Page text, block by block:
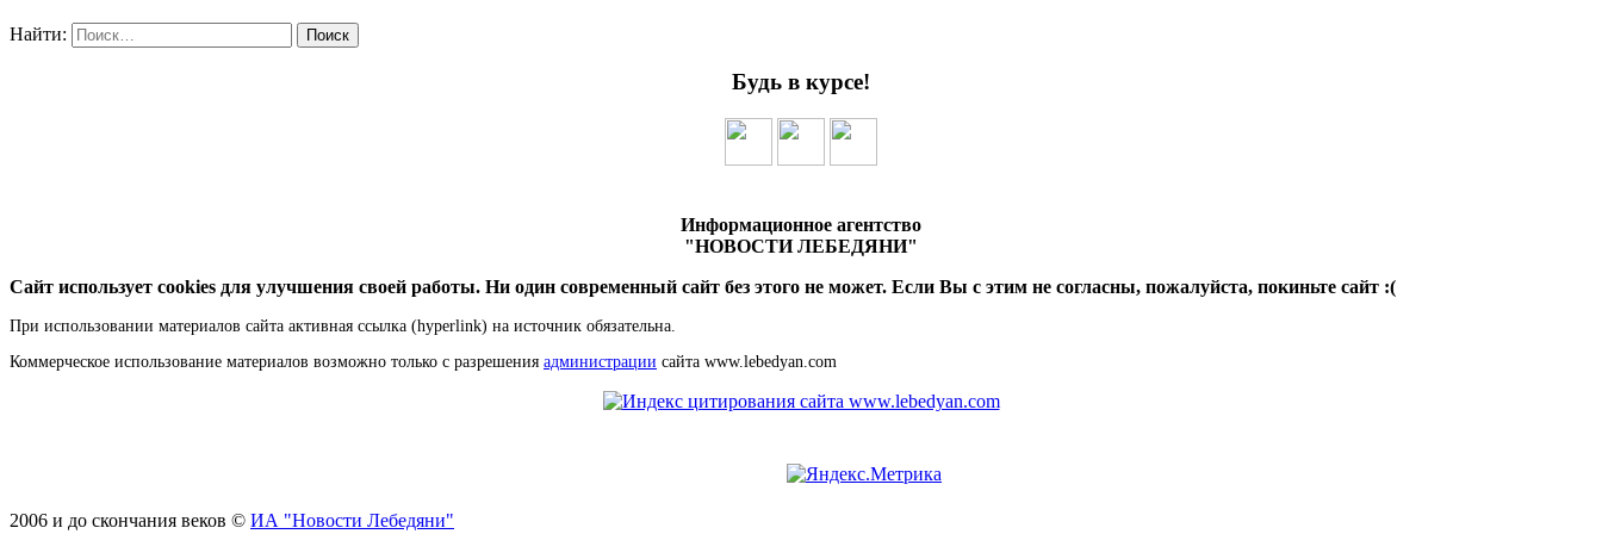
Найти:
Будь в курсе!
Информационное агентство
"НОВОСТИ ЛЕБЕДЯНИ"
Сайт использует cookies для улучшения своей работы. Ни один современный сайт без этого не может. Если Вы с этим не согласны, пожалуйста, покиньте сайт :(
При использовании материалов сайта активная ссылка (hyperlink) на источник обязательна.
Коммерческое использование материалов возможно только с разрешения администрации сайта www.lebedyan.com
2006 и до скончания веков © ИА "Новости Лебедяни"